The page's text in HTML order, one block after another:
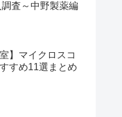
査～中野製薬編
】マイクロスコ
すめ11選まとめ